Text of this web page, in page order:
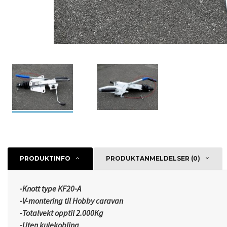
PRODUKTINFO PRODUKTANMELDELSER (0)
-Knott type KF20-A
-V-montering til Hobby caravan
-Totalvekt opptil 2.000Kg
-Uten kulekobling